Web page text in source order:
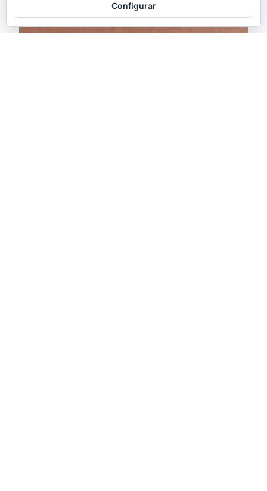
Configurar